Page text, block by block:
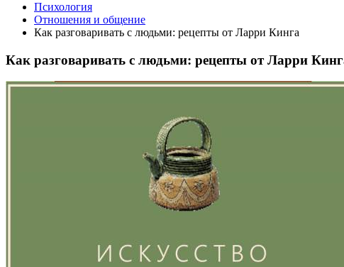
Психология
Отношения и общение
Как разговаривать с людьми: рецепты от Ларри Кинга
Как разговаривать с людьми: рецепты от Ларри